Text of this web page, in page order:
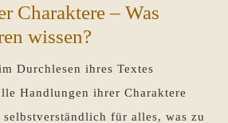
Charaktere – Was
wissen?
Durchlesen ihres Textes
Handlungen ihrer Charaktere
für alles, was zu